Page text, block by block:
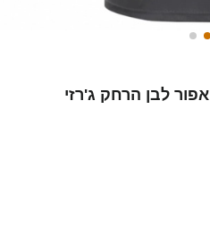
נשים Yannick Müller #9 אפור לבן הרחק ג'רזי